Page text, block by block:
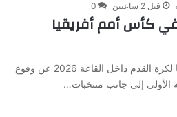
قبل 2 ساعتين 0
كأس أمم أفريقيا
أسفرت قرعة كأس أمم أفريقيا لكرة القدم داخل القاعة 2026 عن وقوع
الأولى إلى جانب منتخبات…